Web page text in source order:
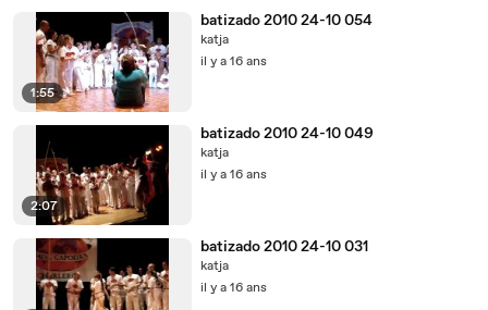
1:55
batizado 2010 24-10 054
katja
il y a 16 ans
2:07
batizado 2010 24-10 049
katja
il y a 16 ans
batizado 2010 24-10 031
katja
il y a 16 ans